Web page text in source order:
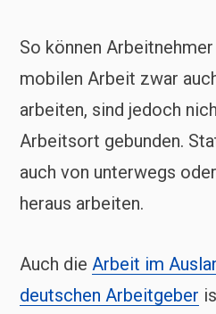
So können
mobilen Arbeit zwar
arbeiten, sind jedoch
Arbeitsort gebunden.
auch von unterwegs
heraus arbeiten.
Auch die Arbeit im
deutschen Arbeitgeber